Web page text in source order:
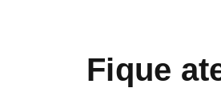
Fique